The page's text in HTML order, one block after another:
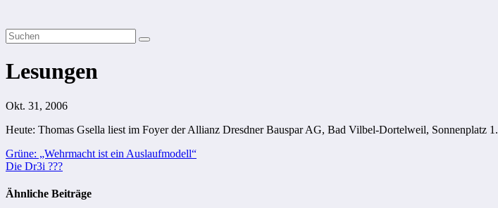
Lesungen
Okt. 31, 2006
Heute: Thomas Gsella liest im Foyer der Allianz Dresdner Bauspar AG, Bad Vilbel-Dortelweil, Sonnenplatz 1.
Beitragsnavigation
Grüne: „Wehrmacht ist ein Auslaufmodell“
Die Dr3i ???
Ähnliche Beiträge